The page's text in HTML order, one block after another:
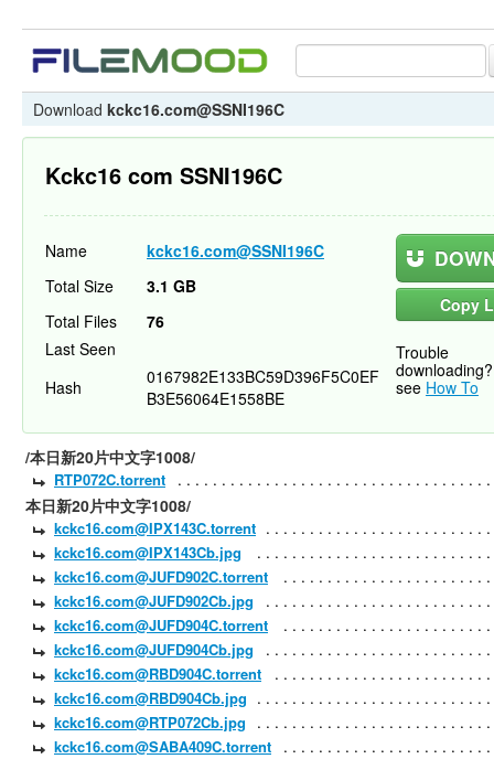
Download kckc16.com@SSNI196C
Kckc16 com SSNI196C
Name kckc16.com@SSNI196C
Copy
Trouble
downloading?
see How To
Total Size
3.1 GB
Total Files
76
Last Seen
Hash
0167982E133BC59D396F5C0EF
B3E56064E1558BE
/本日新20片中文字1008/
RTP072C.torrent
本日新20片中文字1008/
kckc16.com@IPX143C.torrent
kckc16.com@IPX143Cb.jpg
kckc16.com@JUFD902C.torrent
kckc16.com@JUFD902Cb.jpg
kckc16.com@JUFD904C.torrent
kckc16.com@JUFD904Cb.jpg
kckc16.com@RBD904C.torrent
kckc16.com@RBD904Cb.jpg
kckc16.com@RTP072Cb.jpg
kckc16.com@SABA409C.torrent